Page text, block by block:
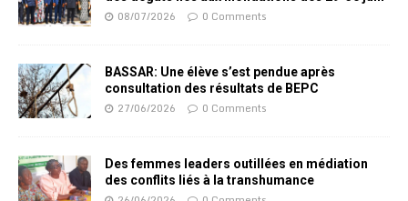
08/07/2026 0 Comments
BASSAR: Une élève s’est pendue après
consultation des résultats de BEPC
27/06/2026 0 Comments
Des femmes leaders outillées en médiation
des conflits liés à la transhumance